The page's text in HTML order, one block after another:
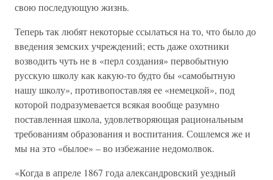
свою последующую жизнь.
Теперь так любят некоторые ссылаться на то, что было до
введения земских учреждений; есть даже охотники
возводить чуть не в «перл создания» первобытную
русскую школу как какую-то будто бы «самобытную
нашу школу», противопоставляя ее «немецкой», под
которой подразумевается всякая вообще разумно
поставленная школа, удовлетворяющая рациональным
требованиям образования и воспитания. Сошлемся же и
мы на это «былое» – во избежание недомолвок.
«Когда в апреле 1867 года александровский уездный